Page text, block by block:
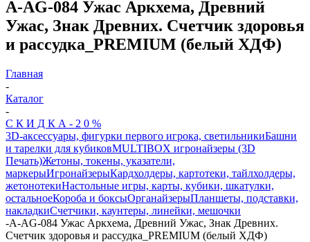
A-AG-084 Ужас Аркхема, Древний
Ужас, Знак Древних. Счетчик здоровья
и рассудка_PREMIUM (белый ХДФ)
Главная
-
Каталог
-
С К И Д К А - 2 0 %
3D-аксессуары, фигурки первого игрока, светильникиБашни
и тарелки для кубиковMULTIBOX игронайзеры (3D
Печать)Жетоны, токены, указатели,
маркерыИгронайзерыКардхолдеры, картотеки, тайлхолдеры,
жетонотекиНастольные игры, карты, кубики, шкатулки,
остальноеКороба и боксыОрганайзерыПланшеты, подставки,
накладкиСчетчики, каунтеры, линейки, мешочки
-A-AG-084 Ужас Аркхема, Древний Ужас, Знак Древних.
Счетчик здоровья и рассудка_PREMIUM (белый ХДФ)